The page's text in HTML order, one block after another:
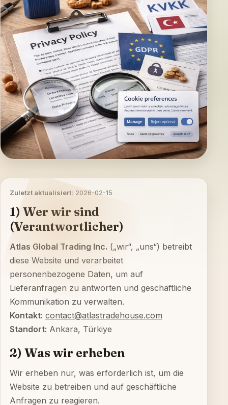
Zuletzt aktualisiert: 2026-02-15
1) Wer wir sind
(Verantwortlicher)
Atlas Global Trading Inc. („wir“, „uns“) betreibt
diese Website und verarbeitet
personenbezogene Daten, um auf
Lieferanfragen zu antworten und geschäftliche
Kommunikation zu verwalten.
Kontakt: contact@atlastradehouse.com
Standort: Ankara, Türkiye
2) Was wir erheben
Wir erheben nur, was erforderlich ist, um die
Website zu betreiben und auf geschäftliche
Anfragen zu reagieren.